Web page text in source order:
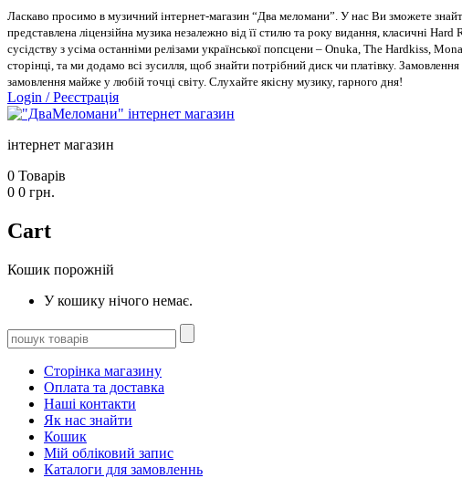
Ласкаво просимо в музичний інтернет-магазин “Два меломани”. У нас Ви зможете
представлена ліцензійна музика незалежно від її стилю та року видання, класичні
сусідству з усіма останніми релізами української попсцени – Onuka, The Hardkiss,
сторінці, та ми додамо всі зусилля, щоб знайти потрібний диск чи платівку.
замовлення майже у любій точці світу. Слухайте якісну музику, гарного дня!
Login /Реєстрація
інтернет магазин
0 Товарів
0 0 грн.
Cart
Кошик порожній
У кошику нічого немає.
Сторінка магазину
Оплата та доставка
Наші контакти
Як нас знайти
Кошик
Мій обліковий запис
Каталоги для замовленнь